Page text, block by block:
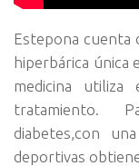
Estepona cuenta
hiperbárica única
medicina
tratamiento.
diabetes,con
deportivas